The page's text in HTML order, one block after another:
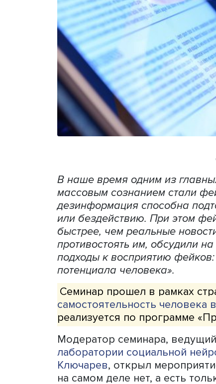
В наше время одним из
массовым сознанием
дезинформация
или бездействию. При
быстрее, чем реальные
противостоять им,
подходы к восприятию
потенциала человека».